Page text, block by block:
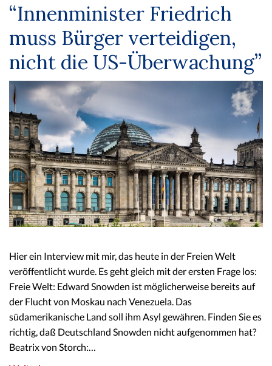
“Innenminister Friedrich
muss Bürger verteidigen,
nicht die US-Überwachung”
Hier ein Interview mit mir, das heute in der Freien Welt
veröffentlicht wurde. Es geht gleich mit der ersten Frage los:
Freie Welt: Edward Snowden ist möglicherweise bereits auf
der Flucht von Moskau nach Venezuela. Das
südamerikanische Land soll ihm Asyl gewähren. Finden Sie es
richtig, daß Deutschland Snowden nicht aufgenommen hat?
Beatrix von Storch:…